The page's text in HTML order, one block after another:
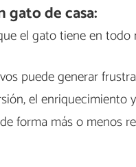
gato de casa:
el gato tiene en
puede generar
el
forma más o menos